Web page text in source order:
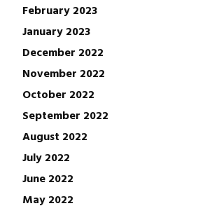
February 2023
January 2023
December 2022
November 2022
October 2022
September 2022
August 2022
July 2022
June 2022
May 2022